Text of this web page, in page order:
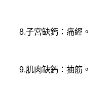
8.子宮缺鈣：痛經。
9.肌肉缺鈣：抽筋。